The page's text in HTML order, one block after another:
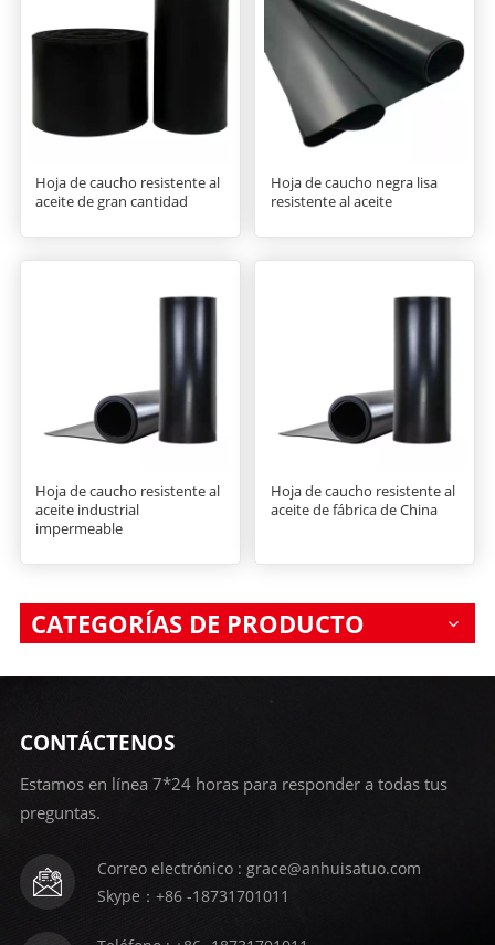
Hoja de caucho resistente al
aceite de gran cantidad
Hoja de caucho negra lisa
resistente al aceite
Hoja de caucho resistente al
aceite industrial
impermeable
Hoja de caucho resistente al
aceite de fábrica de China
CATEGORÍAS DE PRODUCTO
CONTÁCTENOS
Estamos en línea 7*24 horas para responder a todas tus
preguntas.
Correo electrónico : grace@anhuisatuo.com
Skype：+86 -18731701011